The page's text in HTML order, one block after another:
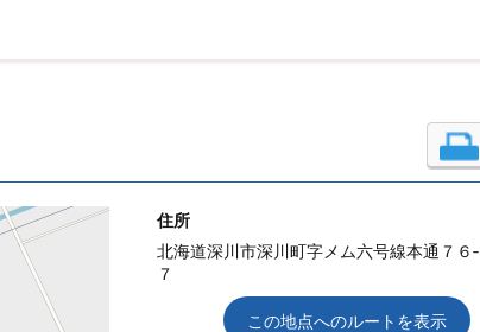
住所
北海道深川市深川町字メム六号線本通７６‐
７
この地点へのルートを表示